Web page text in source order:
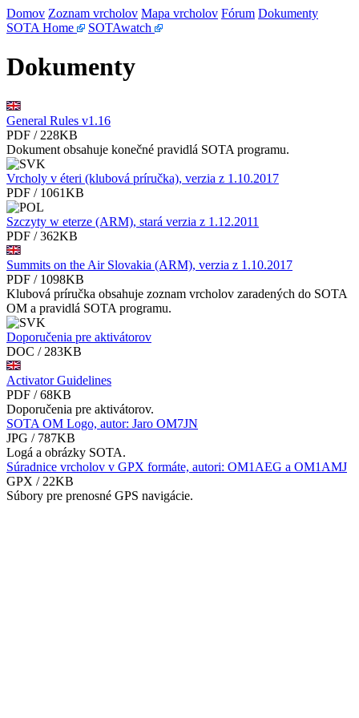
Domov Zoznam vrcholov Mapa vrcholov Fórum Dokumenty
SOTA Home
SOTAwatch
Dokumenty
General Rules v1.16
PDF / 228KB
Dokument obsahuje konečné pravidlá SOTA programu.
Vrcholy v éteri (klubová príručka), verzia z 1.10.2017
PDF / 1061KB
Szczyty w eterze (ARM), stará verzia z 1.12.2011
PDF / 362KB
Summits on the Air Slovakia (ARM), verzia z 1.10.2017
PDF / 1098KB
Klubová príručka obsahuje zoznam vrcholov zaradených do SOTA
OM a pravidlá SOTA programu.
Doporučenia pre aktivátorov
DOC / 283KB
Activator Guidelines
PDF / 68KB
Doporučenia pre aktivátorov.
SOTA OM Logo, autor: Jaro OM7JN
JPG / 787KB
Logá a obrázky SOTA.
Súradnice vrcholov v GPX formáte, autori: OM1AEG a OM1AMJ
GPX / 22KB
Súbory pre prenosné GPS navigácie.